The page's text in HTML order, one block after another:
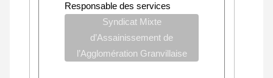
Responsable des services
Syndicat Mixte
d’Assainissement de
l’Agglomération Granvillaise